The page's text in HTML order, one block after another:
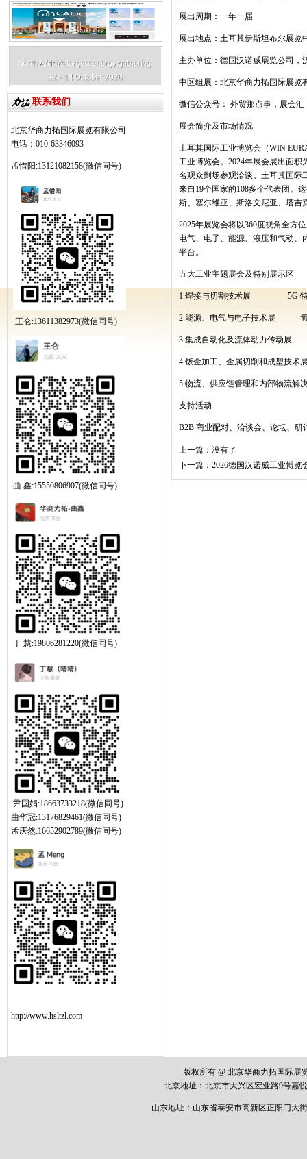
联系我们
北京华商力拓国际展览有限公司
电话：010-63346093
孟惜阳:13121082158(微信同号)
王仑:13611382973(微信同号)
曲 鑫:15550806907(微信同号)
丁 慧:19806281220(微信同号)
尹国娟:18663733218(微信同号)
曲华冠:13176829461(微信同号)
孟庆然:16652902789(微信同号)
http://www.hsltzl.com
展出周期：一年一届
展出地点：土耳其伊斯坦布尔展览
主办单位：德国汉诺威展览公司，
中区组展：北京华商力拓国际展览
微信公众号： 外贸那点事，展会汇
展会简介及市场情况
土耳其国际工业博览会（WIN
工业博览会。 2024年展会展出面积
名观众到场参观洽谈。土耳其国际
来自 19个国家的108多个代表团。
斯、塞尔维亚、斯洛文尼亚、塔吉
2025年展览会将以360度视角全方
电气、电子、能源、液压和气动、
平台。
五大工业主题展会及特别展示区
1.焊接与切割技术展 5G
2.能源、电气与电子技术展
3.集成自动化及流体动力传动展
4.钣金加工、金属切削和成型技术
5.物流、供应链管理和内部物流解
支持活动
B2B 商业配对、洽谈会、论坛、研
上一篇：没有了
下一篇： 2026德国汉诺威工业博览
版权所有 @ 北京华商力拓国际
北京地址：北京市大兴区宏业路9号嘉
山东地址：山东省泰安市高新区正阳门大